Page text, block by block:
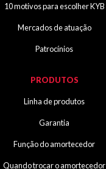
10 motivos para escolher KYB
Mercados de atuação
Patrocínios
PRODUTOS
Linha de produtos
Garantia
Função do amortecedor
Quando trocar o amortecedor